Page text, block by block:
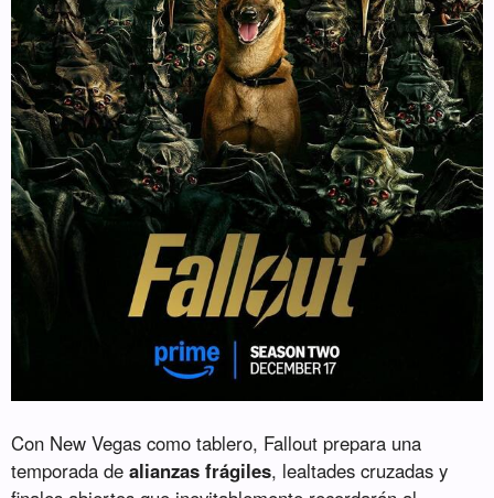
Con New Vegas como tablero, Fallout prepara una
temporada dealianzas frágiles, lealtades cruzadas y